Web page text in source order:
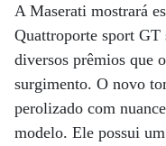
A Maserati mostrará
Quattroporte sport GT
diversos prêmios que
surgimento. O novo
perolizado com
modelo. Ele possui